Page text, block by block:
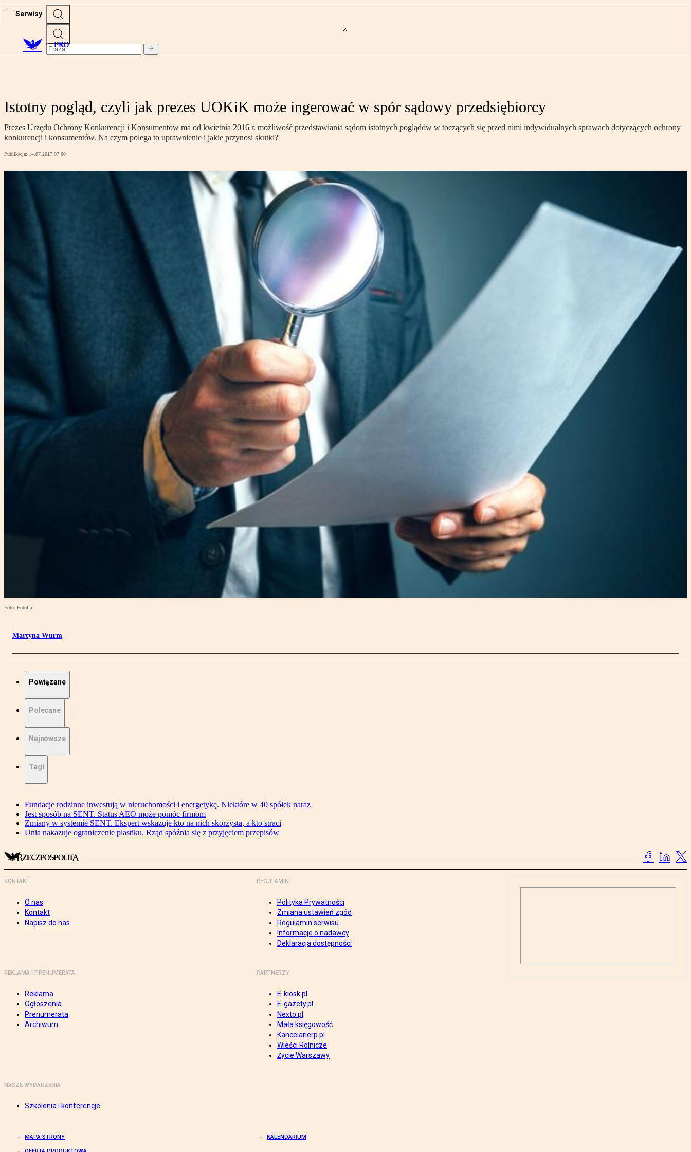
Serwisy
PRO
Istotny pogląd, czyli jak prezes UOKiK może ingerować w spór sądowy przedsiębiorcy
Prezes Urzędu Ochrony Konkurencji i Konsumentów ma od kwietnia 2016 r. możliwość przedstawiania sądom istotnych poglądów w toczących się przed nimi indywidualnych sprawach dotyczących ochrony
konkurencji i konsumentów. Na czym polega to uprawnienie i jakie przynosi skutki?
Publikacja: 14.07.2017 07:00
Foto: Fotolia
Martyna Wurm
Powiązane
Polecane
Najnowsze
Tagi
Fundacje rodzinne inwestują w nieruchomości i energetykę. Niektóre w 40 spółek naraz
Jest sposób na SENT. Status AEO może pomóc firmom
Zmiany w systemie SENT. Ekspert wskazuje kto na nich skorzysta, a kto straci
Unia nakazuje ograniczenie plastiku. Rząd spóźnia się z przyjęciem przepisów
KONTAKT
O nas
Kontakt
Napisz do nas
REGULAMIN
Polityka Prywatności
Zmiana ustawień zgód
Regulamin serwisu
Informacje o nadawcy
Deklaracja dostępności
REKLAMA I PRENUMERATA
Reklama
Ogłoszenia
Prenumerata
Archiwum
PARTNERZY
E-kiosk.pl
E-gazety.pl
Nexto.pl
Mała księgowość
Kancelarierp.pl
Wieści Rolnicze
Życie Warszawy
NASZE WYDARZENIA
Szkolenia i konferencje
MAPA STRONY KALENDARIUM